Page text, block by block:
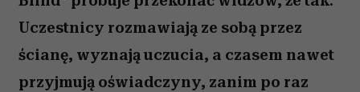
Uczestnicy rozmawiają ze sobą przez
ścianę, wyznają uczucia, a czasem nawet
przyjmują oświadczyny, zanim po raz